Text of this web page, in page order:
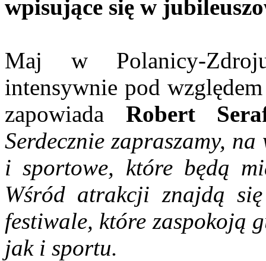
wpisujące się w
Maj w Polanicy-
intensywnie pod
zapowiada Robert
Serdecznie zapraszamy,
i sportowe, które będą
Wśród atrakcji znajdą
festiwale, które zaspokoją
jak i sportu.